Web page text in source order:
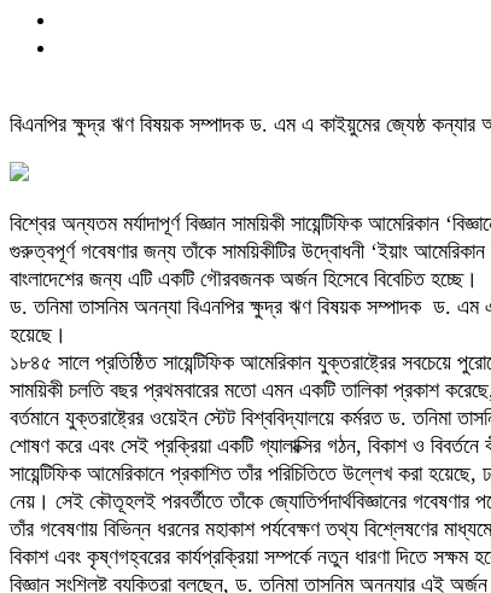
বিএনপির ক্ষুদ্র ঋণ বিষয়ক সম্পাদক ড. এম এ কাইয়ুমের জ্যেষ্ঠ
বিশ্বের অন্যতম মর্যাদাপূর্ণ বিজ্ঞান সাময়িকী সায়েন্টিফিক আমেরিকান
গুরুত্বপূর্ণ গবেষণার জন্য তাঁকে সাময়িকীটির উদ্বোধনী ‘ইয়াং
বাংলাদেশের জন্য এটি একটি গৌরবজনক অর্জন হিসেবে বিবেচিত হচ্ছে।
ড. তনিমা তাসনিম অনন্যা বিএনপির ক্ষুদ্র ঋণ বিষয়ক সম্পাদক ড. এম এ
হয়েছে।
১৮৪৫ সালে প্রতিষ্ঠিত সায়েন্টিফিক আমেরিকান যুক্তরাষ্ট্রের সবচেয়ে
সাময়িকী চলতি বছর প্রথমবারের মতো এমন একটি তালিকা প্রকাশ
বর্তমানে যুক্তরাষ্ট্রের ওয়েইন স্টেট বিশ্ববিদ্যালয়ে কর্মরত ড.
শোষণ করে এবং সেই প্রক্রিয়া একটি গ্যালাক্সির গঠন, বিকাশ ও
সায়েন্টিফিক আমেরিকানে প্রকাশিত তাঁর পরিচিতিতে উল্লেখ করা
নেয়। সেই কৌতূহলই পরবর্তীতে তাঁকে জ্যোতির্পদার্থবিজ্ঞানের গবেষণার
তাঁর গবেষণায় বিভিন্ন ধরনের মহাকাশ পর্যবেক্ষণ তথ্য বিশ্লেষণের
বিকাশ এবং কৃষ্ণগহ্বরের কার্যপ্রক্রিয়া সম্পর্কে নতুন ধারণা দিতে সক্ষম
বিজ্ঞান সংশ্লিষ্ট ব্যক্তিরা বলছেন, ড. তনিমা তাসনিম অনন্যার এই